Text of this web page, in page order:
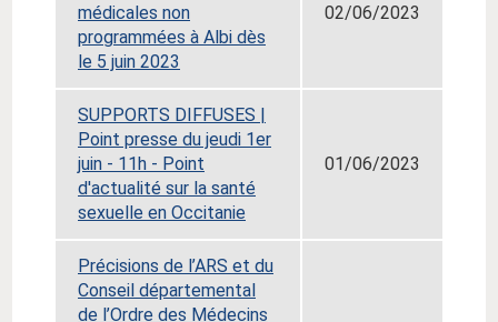
médicales non
programmées à Albi dès
le 5 juin 2023
02/06/2023
SUPPORTS DIFFUSES |
Point presse du jeudi 1er
juin - 11h - Point
d'actualité sur la santé
sexuelle en Occitanie
01/06/2023
Précisions de l’ARS et du
Conseil départemental
de l’Ordre des Médecins